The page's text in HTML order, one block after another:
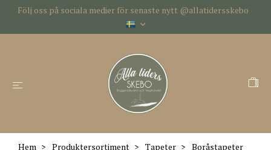
Följ oss på sociala medier för senaste nytt @allatidersskebo
Hem Produktersortiment Tapeter
Boråstapeter